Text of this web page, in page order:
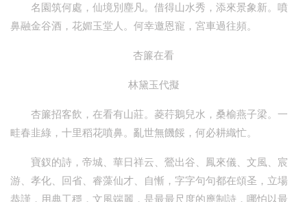
名園筑何處，仙境別塵凡。借得山水秀，添來景象新。噴
鼻融金谷酒，花媚玉堂人。何幸邀恩寵，宮車過往頻。
杏簾在看
林黛玉代擬
杏簾招客飲，在看有山莊。菱荇鵝兒水，桑榆燕子梁。一
畦春韭綠，十里稻花噴鼻。亂世無饑餒，何必耕織忙。
寶釵的詩，帝城、華日祥云、鶯出谷、鳳來儀、文風、宸
游、孝化、回省、睿藻仙才、自慚，字字句句都在頌圣，立場